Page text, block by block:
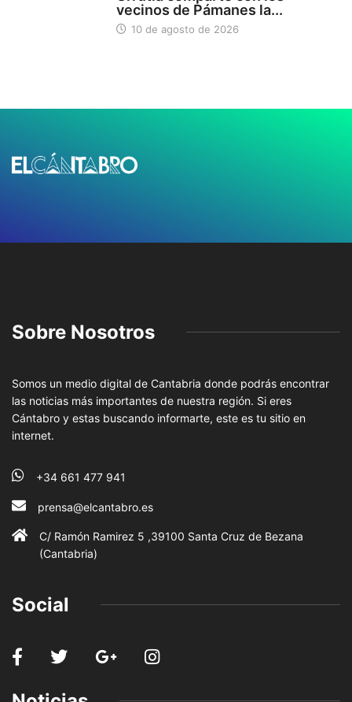
vecinos de Pámanes la...
10 de agosto de 2026
Sobre Nosotros
Somos un medio digital de Cantabria donde podrás encontrar
las noticias más importantes de nuestra región. Si eres
Cántabro y estas buscando informarte, este es tu sitio en
internet.
+34 661 477 941
prensa@elcantabro.es
C/ Ramón Ramirez 5 ,39100 Santa Cruz de Bezana
(Cantabria)
Social